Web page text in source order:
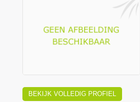
BEKIJK VOLLEDIG PROFIEL